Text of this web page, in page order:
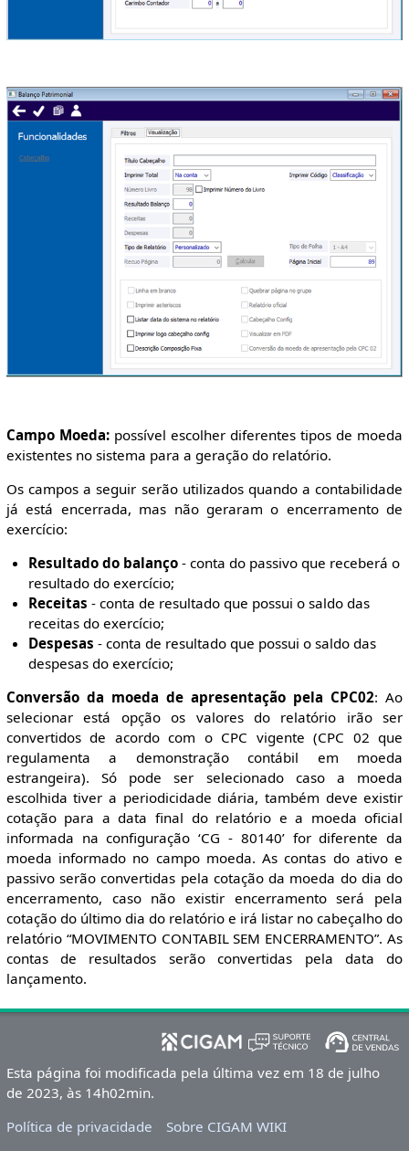
Campo Moeda:possível escolher diferentes tipos de moeda
existentes no sistema para a geração do relatório.
Os campos a seguir serão utilizados quando a contabilidade
já está encerrada, mas não geraram o encerramento de
exercício:
Resultado do balanço - conta do passivo que receberá o
resultado do exercício;
Receitas - conta de resultado que possui o saldo das
receitas do exercício;
Despesas - conta de resultado que possui o saldo das
despesas do exercício;
Conversão da moeda de apresentação pela CPC02: Ao
selecionar está opção os valores do relatório irão ser
convertidos de acordo com o CPC vigente (CPC 02 que
regulamenta a demonstração contábil em moeda
estrangeira). Só pode ser selecionado caso a moeda
escolhida tiver a periodicidade diária, também deve existir
cotação para a data final do relatório e a moeda oficial
informada na configuração ‘CG - 80140’ for diferente da
moeda informado no campo moeda. As contas do ativo e
passivo serão convertidas pela cotação da moeda do dia do
encerramento, caso não existir encerramento será pela
cotação do último dia do relatório e irá listar no cabeçalho do
relatório “MOVIMENTO CONTABIL SEM ENCERRAMENTO”. As
contas de resultados serão convertidas pela data do
lançamento.
Esta página foi modificada pela última vez em 18 de julho
de 2023, às 14h02min.
Política de privacidade
Sobre CIGAM WIKI